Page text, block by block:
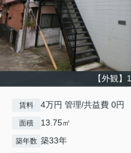
【外観
賃料 4万円 管理/共益費 0円
面積 13.75㎡
築年数 築33年